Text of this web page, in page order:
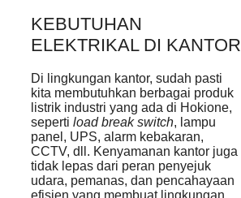
KEBUTUHAN
ELEKTRIKAL DI KANTOR
Di lingkungan kantor, sudah pasti
kita membutuhkan berbagai produk
listrik industri yang ada di Hokione,
seperti load break switch, lampu
panel, UPS, alarm kebakaran,
CCTV, dll. Kenyamanan kantor juga
tidak lepas dari peran penyejuk
udara, pemanas, dan pencahayaan
efisien yang membuat lingkungan